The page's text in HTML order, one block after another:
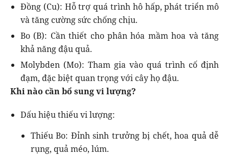
Đồng (Cu): Hỗ trợ quá trình hô hấp, phát triển mô
và tăng cường sức chống chịu.
Bo (B): Cần thiết cho phân hóa mầm hoa và tăng
khả năng đậu quả.
Molybden (Mo): Tham gia vào quá trình cố định
đạm, đặc biệt quan trọng với cây họ đậu.
Khi nào cần bổ sung vi lượng?
Dấu hiệu thiếu vi lượng:
Thiếu Bo: Đỉnh sinh trưởng bị chết, hoa quả dễ
rụng, quả méo, lúm.